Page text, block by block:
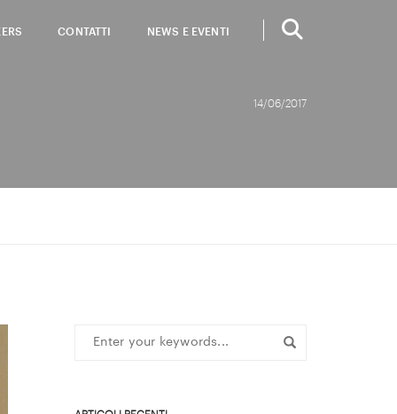
CONTATTI NEWS E EVENTI
14/06/2017